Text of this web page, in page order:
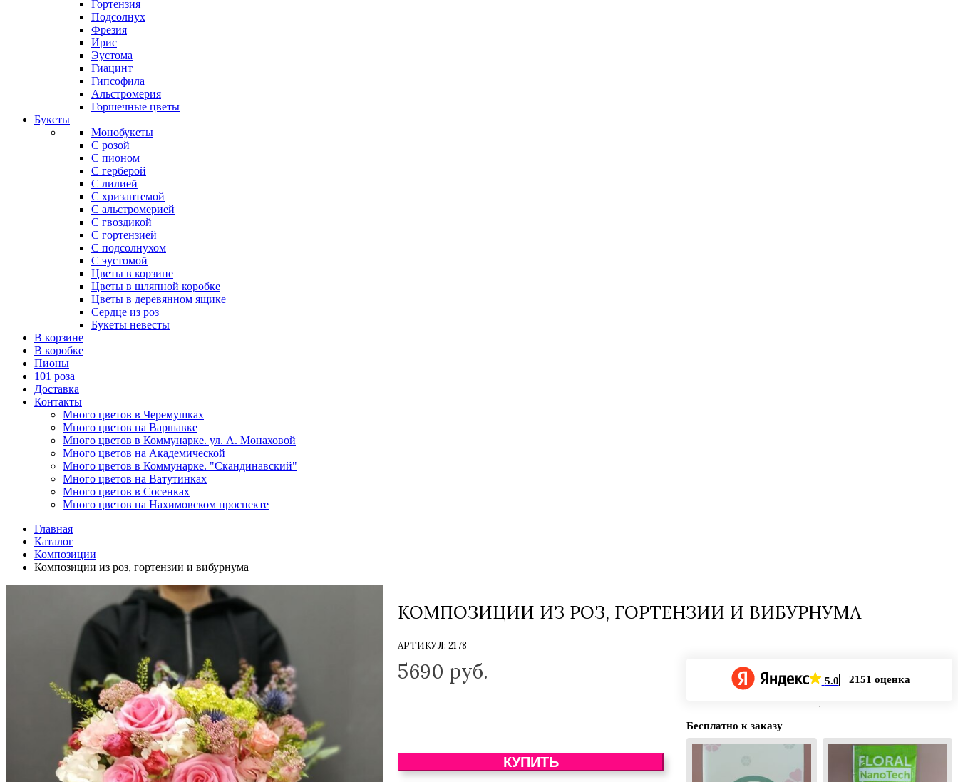
Гортензия
Подсолнух
Фрезия
Ирис
Эустома
Гиацинт
Гипсофила
Альстромерия
Горшечные цветы
Букеты
Монобукеты
С розой
С пионом
С герберой
С лилией
С хризантемой
С альстромерией
С гвоздикой
С гортензией
С подсолнухом
С эустомой
Цветы в корзине
Цветы в шляпной коробке
Цветы в деревянном ящике
Сердце из роз
Букеты невесты
В корзине
В коробке
Пионы
101 роза
Доставка
Контакты
Много цветов в Черемушках
Много цветов на Варшавке
Много цветов в Коммунарке. ул. А. Монаховой
Много цветов на Академической
Много цветов в Коммунарке. "Скандинавский"
Много цветов на Ватутинках
Много цветов в Сосенках
Много цветов на Нахимовском проспекте
Главная
Каталог
Композиции
Композиции из роз, гортензии и вибурнума
КОМПОЗИЦИИ ИЗ РОЗ, ГОРТЕНЗИИ И ВИБУРНУМА
АРТИКУЛ:2178
5690 руб.
КУПИТЬ
5.0 2151 оценка
Бесплатно к заказу